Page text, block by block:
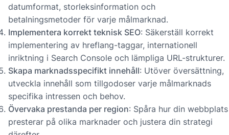
datumformat, storleksinformation och
betalningsmetoder för varje målmarknad.
Implementera korrekt teknisk SEO: Säkerställ korrekt
implementering av hreflang-taggar, internationell
inriktning i Search Console och lämpliga URL-strukturer.
Skapa marknadsspecifikt innehåll: Utöver översättning,
utveckla innehåll som tillgodoser varje målmarknads
specifika intressen och behov.
Övervaka prestanda per region: Spåra hur din webbplats
presterar på olika marknader och justera din strategi